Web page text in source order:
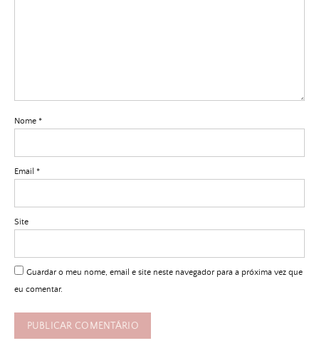
Nome *
Email *
Site
Guardar o meu nome, email e site neste navegador para a próxima vez que
eu comentar.